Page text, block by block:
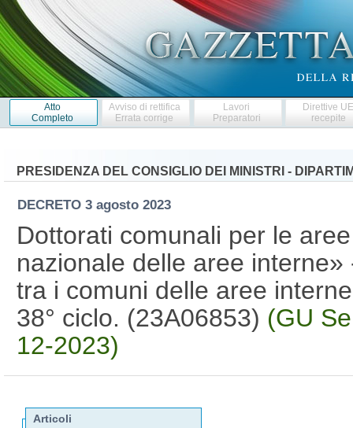
Atto
Completo
Avviso di rettifica
Errata corrige
Lavori
Preparatori
Direttive
recepite
PRESIDENZA DEL CONSIGLIO DEI MINISTRI -
DECRETO 3 agosto 2023
Dottorati comunali per le
nazionale delle aree
tra i comuni delle aree
38° ciclo. (23A06853) (GU
12-2023)